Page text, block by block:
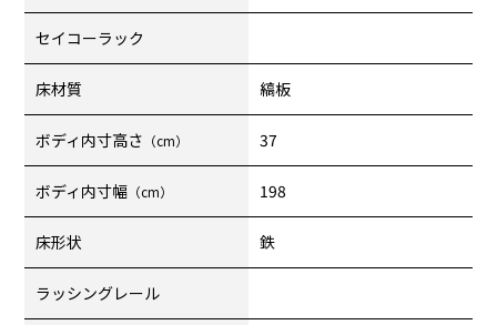
セイコーラック
床材質 縞板
ボディ内寸高さ （cm） 37
ボディ内寸幅 （cm） 198
床形状 鉄
ラッシングレール